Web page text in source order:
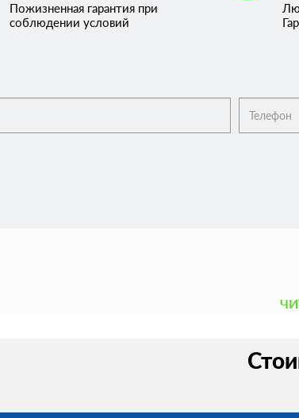
Пожизненная гарантия при
соблюдении условий